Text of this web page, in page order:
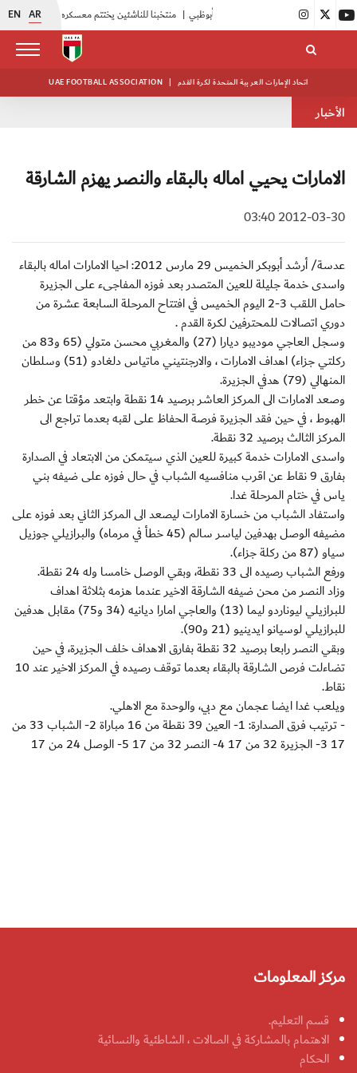
EN AR منتخبنا للناشئين يختتم معسكره الخارجي في صربيا |
UAE FOOTBALL ASSOCIATION | اتحاد الإمارات العربية المتحدة لكرة القدم
الأخبار
الامارات يحيي اماله بالبقاء والنصر يهزم الشارقة
2012-03-30 03:40
عدسة/ أرشد أبوبكر الخميس 29 مارس 2012: احيا الامارات اماله بالبقاء
واسدى خدمة جليلة للعين المتصدر بعد فوزه المفاجىء على الجزيرة
حامل اللقب 3-2 اليوم الخميس في افتتاح المرحلة السابعة عشرة من
دوري اتصالات للمحترفين لكرة القدم .
وسجل العاجي موديبو ديارا (27) والمغربي محسن متولي (65 و83 من
ركلتي جزاء) اهداف الامارات ، والارجنتيني ماتياس دلغادو (51) وسلطان
المنهالي (79) هدفي الجزيرة.
وصعد الامارات الى المركز العاشر برصيد 14 نقطة وابتعد مؤقتا عن خطر
الهبوط ، في حين فقد الجزيرة فرصة الحفاظ على لقبه بعدما تراجع الى
المركز الثالث برصيد 32 نقطة.
واسدى الامارات خدمة كبيرة للعين الذي سيتمكن من الابتعاد في الصدارة
بفارق 9 نقاط عن اقرب منافسيه الشباب في حال فوزه على ضيفه بني
ياس في ختام المرحلة غدا.
واستفاد الشباب من خسارة الامارات ليصعد الى المركز الثاني بعد فوزه على
مضيفه الوصل بهدفين لياسر سالم (45 خطأ في مرماه) والبرازيلي جوزيل
سياو (87 من ركلة جزاء).
ورفع الشباب رصيده الى 33 نقطة، وبقي الوصل خامسا وله 24 نقطة.
وزاد النصر من محن ضيفه الشارقة الاخير عندما هزمه بثلاثة اهداف
للبرازيلي ليوناردو ليما (13) والعاجي امارا ديانيه (34 و75) مقابل هدفين
للبرازيلي لوسيانو ايدينيو (21 و90).
وبقي النصر رابعا برصيد 32 نقطة بفارق الاهداف خلف الجزيرة، في حين
تضاءلت فرص الشارقة بالبقاء بعدما توقف رصيده في المركز الاخير عند 10
نقاط.
ويلعب غدا ايضا عجمان مع دبي، والوحدة مع الاهلي.
- ترتيب فرق الصدارة: 1- العين 39 نقطة من 16 مباراة 2- الشباب 33 من
17 3- الجزيرة 32 من 17 4- النصر 32 من 17 5- الوصل 24 من 17
مركز المعلومات
قسم التعليم.
الاهتمام بالمشاركة في الصالات ، الشاطئية والنسائية
الحكام